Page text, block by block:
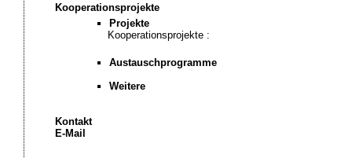
Kooperationsprojekte
Projekte
Kooperationsprojekte :
Austauschprogramme
Weitere
Kontakt
E-Mail